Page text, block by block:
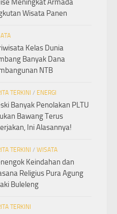
Meningkat Armada
Wisata Panen
Kelas Dunia
Banyak Dana
NTB
TERKINI / ENERGI
Banyak Penolakan PLTU
Bawang Terus
Ini Alasannya!
TERKINI / WISATA
Keindahan dan
Religius Pura Agung
Buleleng
TERKINI